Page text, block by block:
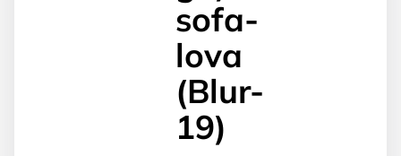
sofa-
lova
(Blur-
19)